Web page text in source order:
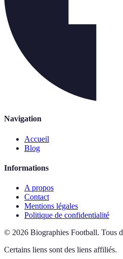
Navigation
Accueil
Blog
Informations
A propos
Contact
Mentions légales
Politique de confidentialité
© 2026 Biographies Football. Tous
Certains liens sont des liens affiliés.